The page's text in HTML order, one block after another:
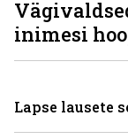
inimesi
Lapse lausete